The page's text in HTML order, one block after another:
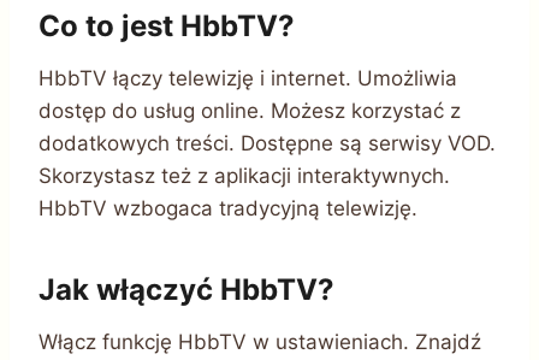
Co to jest HbbTV?
HbbTV łączy telewizję i internet. Umożliwia
dostęp do usług online. Możesz korzystać z
dodatkowych treści. Dostępne są serwisy VOD.
Skorzystasz też z aplikacji interaktywnych.
HbbTV wzbogaca tradycyjną telewizję.
Jak włączyć HbbTV?
Włącz funkcję HbbTV w ustawieniach. Znajdź